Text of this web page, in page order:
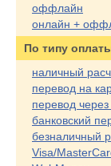
оффлайн
онлайн +
По типу
наличный
перевод на
перевод
банковский
безналичный
Visa/